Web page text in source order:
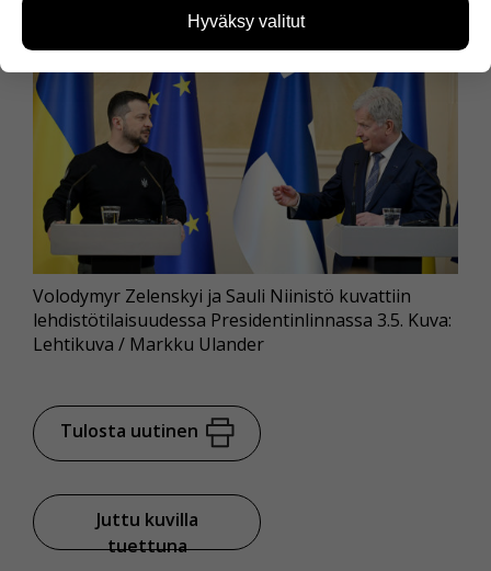
Volodymyr Zelenskyi ja Sauli Niinistö kuvattiin
lehdistötilaisuudessa Presidentinlinnassa 3.5. Kuva:
Lehtikuva / Markku Ulander
Tulosta uutinen
Juttu kuvilla
tuettuna
kävijämääristä ja siitä, mitä sivuja käytetään ja
miten sivuilla liikutaan. Emme kuitenkaan kerää
yksittäiseen käyttäjään.
Voit valita, hyväksytkö näiden evästeiden käytön.
Hyväksy valitut